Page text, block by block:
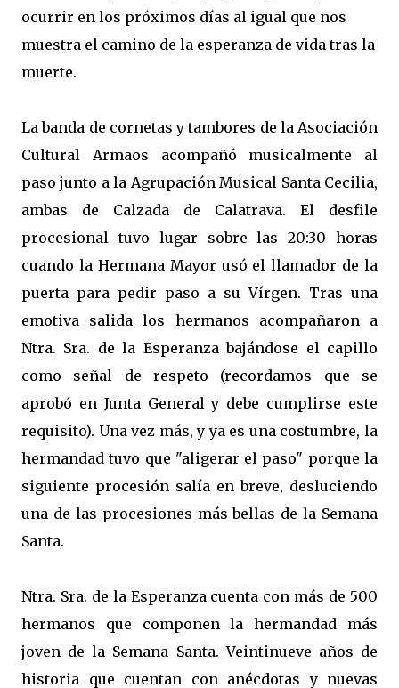
ocurrir en los próximos días al igual que nos
muestra el camino de la esperanza de vida tras la
muerte.
La banda de cornetas y tambores de la Asociación
Cultural Armaos acompañó musicalmente al
paso junto a la Agrupación Musical Santa Cecilia,
ambas de Calzada de Calatrava. El desfile
procesional tuvo lugar sobre las 20:30 horas
cuando la Hermana Mayor usó el llamador de la
puerta para pedir paso a su Vírgen. Tras una
emotiva salida los hermanos acompañaron a
Ntra. Sra. de la Esperanza bajándose el capillo
como señal de respeto (recordamos que se
aprobó en Junta General y debe cumplirse este
requisito). Una vez más, y ya es una costumbre, la
hermandad tuvo que "aligerar el paso" porque la
siguiente procesión salía en breve, desluciendo
una de las procesiones más bellas de la Semana
Santa.
Ntra. Sra. de la Esperanza cuenta con más de 500
hermanos que componen la hermandad más
joven de la Semana Santa. Veintinueve años de
historia que cuentan con anécdotas y nuevas